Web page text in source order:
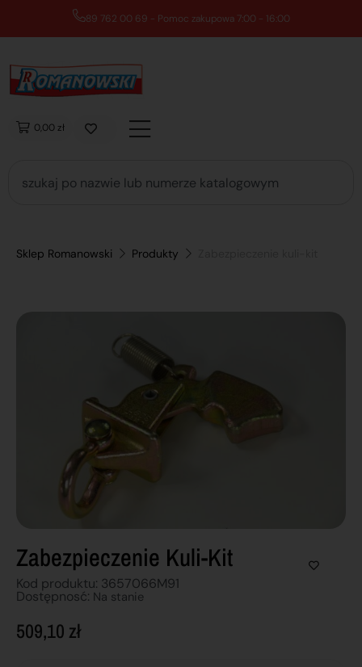
89 762 00 69 - Pomoc zakupowa 7:00 - 16:00
0,00 zł
Sklep Romanowski Produkty
Zabezpieczenie Kuli-Kit
Kod produktu: 3657066M91
Dostępnosć: Na stanie
509,10 zł